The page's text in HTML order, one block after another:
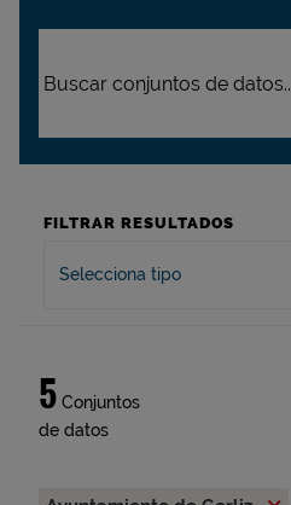
FILTRAR RESULTADOS
Selecciona tipo
5 Conjuntos
de datos